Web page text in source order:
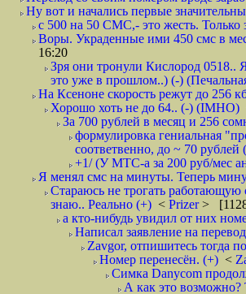
Ну вот и начались первые
с 500 на 50 СМС,- это жесть. Только
Воры. Украденные ими 450 смс в
16:20
Зря они тронули Кислород 0518..
это уже в прошлом..) (-)
На Ксеноне скорость режут до 256
Хорошо хоть не до 64.. (-) (IMHO)
За 700 рублей в месяц и 256
формулировка гениальная
соответвенно, до ~ 70 рублей
+1/ (У МТС-а за 200 руб/мес
Я менял смс на минуты. Теперь
Стараюсь не трогать
знаю.. Реально (+) < Prizer>
а кто-нибудь увидил от них
Написал заявление на
Zavgor, отпишитесь тогда
Номер перенесён. (+) <
Симка Danycom
А как это возможно?